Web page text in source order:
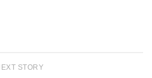
STORY